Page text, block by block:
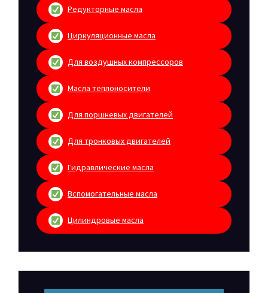
Редукторные масла
Циркуляционные масла
Для воздушных компрессоров
Масла теплоносители
Для поршневых двигателей
Для тронковых двигателей
Гидравлические масла
Вспомогательные масла
Цилиндровые масла